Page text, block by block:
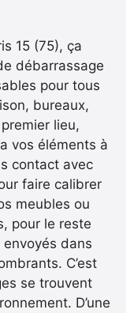
15 (75), ça
débarrassage
pour tous
bureaux,
lieu,
vos éléments à
contact avec
faire calibrer
meubles ou
pour le reste
dans
C’est
se trouvent
D’une